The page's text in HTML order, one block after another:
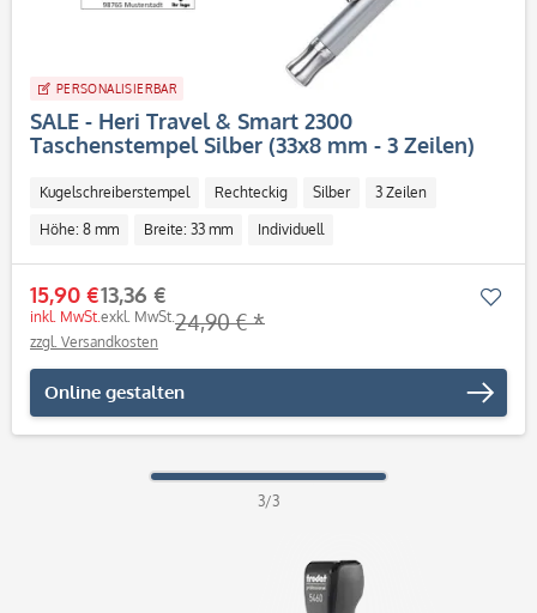
PERSONALISIERBAR
SALE - Heri Travel & Smart 2300
Taschenstempel Silber (33x8 mm - 3 Zeilen)
Kugelschreiberstempel Rechteckig Silber 3 Zeilen
Höhe: 8 mm Breite: 33 mm Individuell
15,90 €
inkl. MwSt.
13,36 €
exkl. MwSt.24,90 € *
zzgl. Versandkosten
Online gestalten
3/3